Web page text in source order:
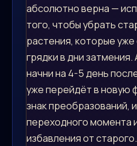
абсолютно верна —
того, чтобы убрать
растения, которые
грядки в дни
начни на 4-5 день
уже перейдёт в новую
знак преобразований,
переходного момента
избавления от старого.